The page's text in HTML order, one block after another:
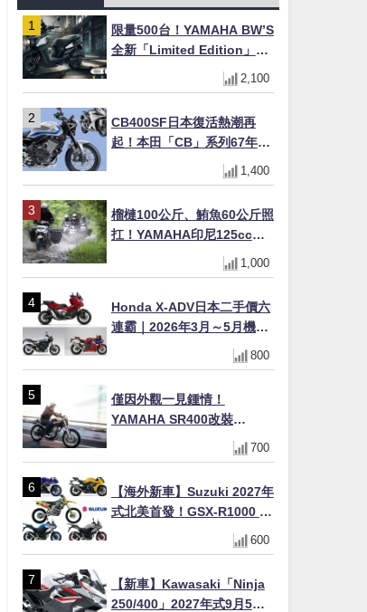
限量500台！YAMAHA BW’S
全新「Limited Edition」都
市探索限定色 GOOPiMADE
聯名包同步登場
2,100
CB400SF日本復活熱潮再
起！本田「CB」系列67年傳
奇解密 與CBR差異一次搞懂
1,400
榴槤100公斤、鮪魚60公斤照
扛！YAMAHA印尼125cc速
克達Gear Ultima 2740公里
耐操實測
1,000
Honda X-ADV日本二手價六
連霸｜2026年3月～5月機車
轉售排行榜 CBR1000RR-R
FIREBLADE SP首度躋身前
800
僅因外觀一見鍾情！
YAMAHA SR400改裝
Tracker風格｜ 女車主的機車
人生蛻變記
700
【海外新車】Suzuki 2027年
式北美首發！GSX-R1000 40
週年紀念×SV-7GX新款跨界
車×RM-Z450 Ken Roczen
600
【新車】Kawasaki「Ninja
250/400」2027年式9月5日